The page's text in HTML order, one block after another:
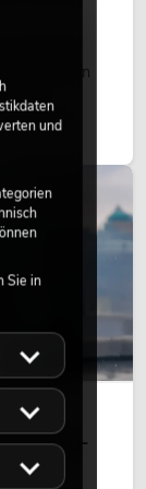
farbige
Bühnen, in
rein
Szenen
Moving-
und
Sie in